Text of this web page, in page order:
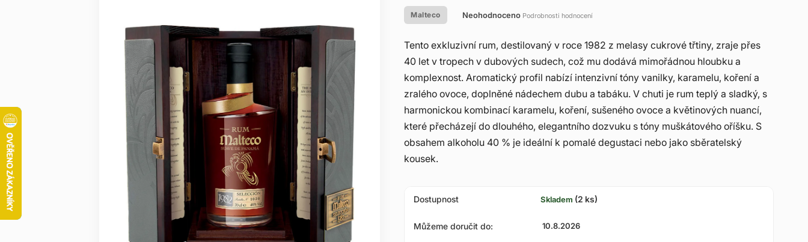
Malteco
Průměrné
hodnocení
produktu
je
z
5
hvězdiček.
Neohodnoceno Podrobnosti hodnocení
Tento exkluzivní rum, destilovaný v roce 1982 z melasy cukrové třtiny, zraje přes
40 let v tropech v dubových sudech, což mu dodává mimořádnou hloubku a
komplexnost. Aromatický profil nabízí intenzivní tóny vanilky, karamelu, koření a
zralého ovoce, doplněné nádechem dubu a tabáku. V chuti je rum teplý a sladký, s
harmonickou kombinací karamelu, koření, sušeného ovoce a květinových nuancí,
které přecházejí do dlouhého, elegantního dozvuku s tóny muškátového oříšku. S
obsahem alkoholu 40 % je ideální k pomalé degustaci nebo jako sběratelský
kousek.
Dostupnost Skladem (2 ks)
Můžeme doručit do: 10.8.2026